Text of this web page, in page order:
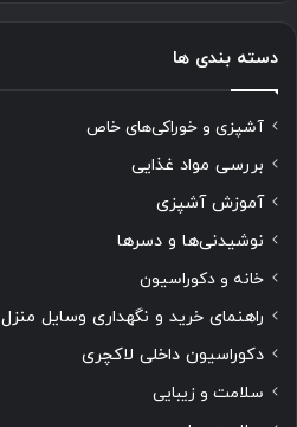
دسته بندی ها
آشپزی و خوراکی‌های خاص
بررسی مواد غذایی
آموزش آشپزی
نوشیدنی‌ها و دسرها
خانه و دکوراسیون
راهنمای خرید و نگهداری وسایل منزل
دکوراسیون داخلی لاکچری
سلامت و زیبایی